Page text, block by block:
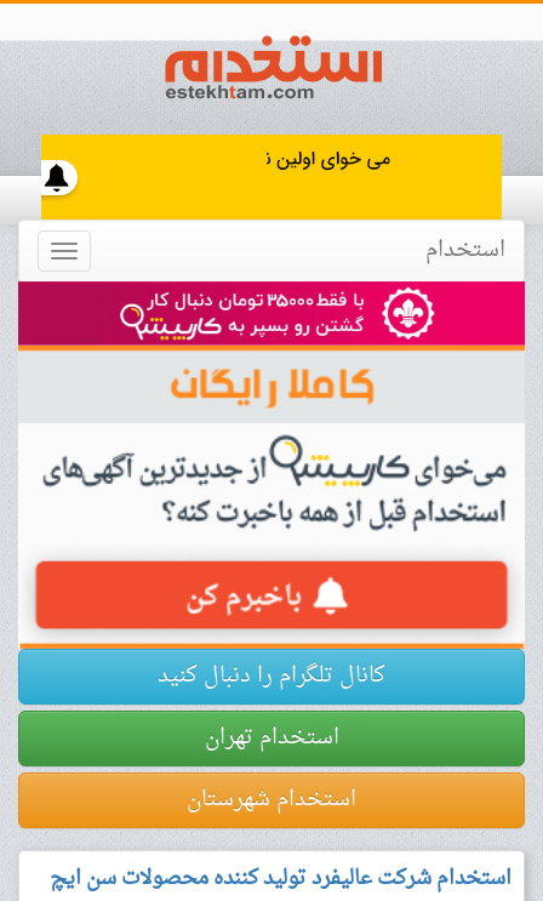
Toggle استخدام
کانال تلگرام را دنبال کنید
استخدام تهران
استخدام شهرستان
استخدام شرکت عالیفرد تولید کننده محصولات سن ایچ